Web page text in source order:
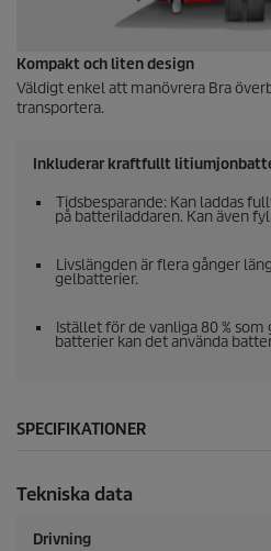
Kompakt och liten design
Väldigt enkel att manövrera Bra
transportera.
Inkluderar kraftfullt
Tidsbesparande: Kan laddas
på batteriladdaren. Kan även
Livslängden är flera gånger
gelbatterier.
Istället för de vanliga 80 %
batterier kan det använda
SPECIFIKATIONER
Tekniska data
Drivning